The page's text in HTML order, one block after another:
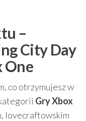
–
City Day
One
co otrzymujesz w
Gry Xbox
lovecraftowskim